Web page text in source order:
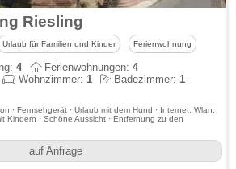
Riesling
Urlaub für Familien und Kinder Ferienwohnung
4 Ferienwohnungen:4
Wohnzimmer:1 Badezimmer:1
· Fernsehgerät · Urlaub mit dem Hund · Internet, Wlan,
Kindern · Schöne Aussicht · Entfernung zu den
auf Anfrage